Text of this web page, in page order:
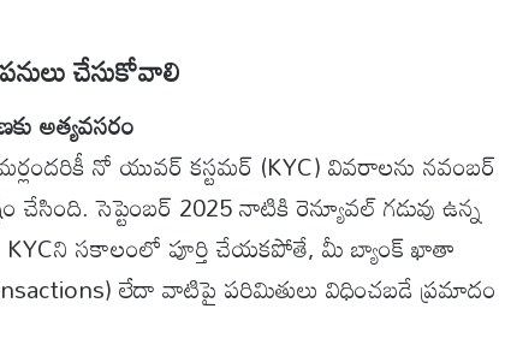
చేసుకోవాలి
అత్యవసరం
నో యువర్ కస్టమర్ (KYC) వివరాలను నవంబర్
సెప్టెంబర్ 2025 నాటికి రెన్యూవల్ గడువు ఉన్న
KYCని సకాలంలో పూర్తి చేయకపోతే, మీ బ్యాంక్ ఖాతా
లేదా వాటిపై పరిమితులు విధించబడే ప్రమాదం